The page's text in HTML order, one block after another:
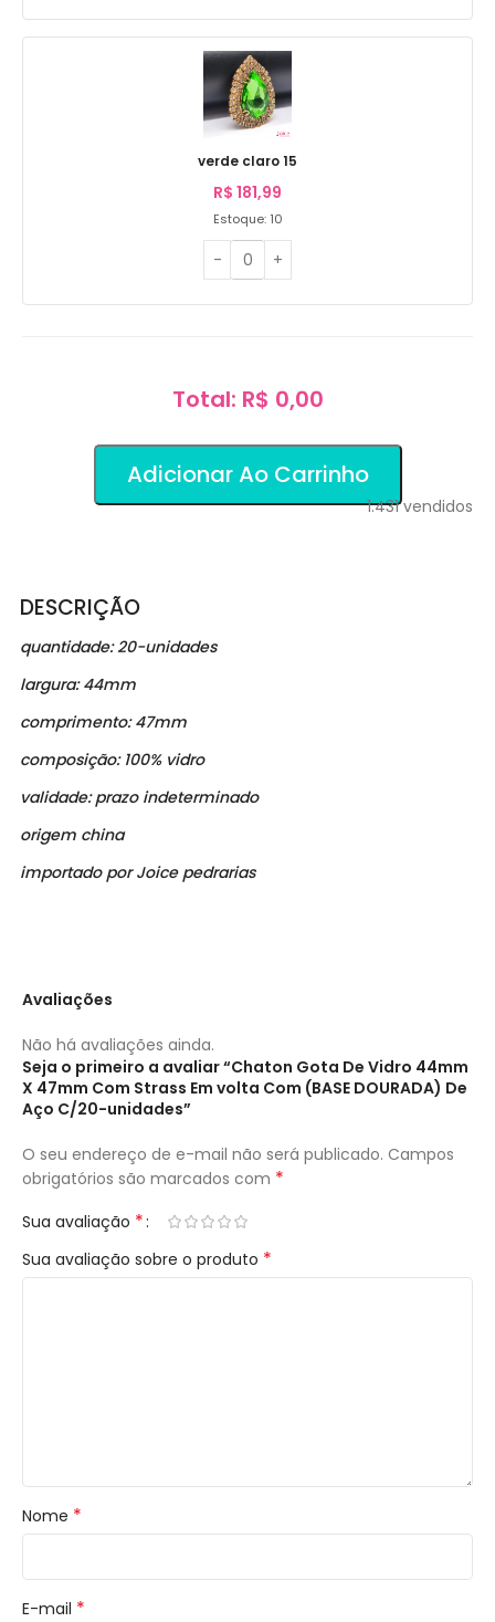
verde claro 15
R$ 181,99
Estoque: 10
Total: R$ 0,00
Adicionar Ao Carrinho
1.431vendidos
DESCRIÇÃO
quantidade: 20-unidades
largura: 44mm
comprimento: 47mm
composição: 100% vidro
validade: prazo indeterminado
origem china
importado por Joice pedrarias
Avaliações
Não há avaliações ainda.
Seja o primeiro a avaliar “Chaton Gota De Vidro 44mm
X 47mm Com Strass Em volta Com (BASE DOURADA) De
Aço C/20-unidades”
O seu endereço de e-mail não será publicado. Campos
obrigatórios são marcados com *
Sua avaliação *
Sua avaliação sobre o produto *
Nome *
E-mail *